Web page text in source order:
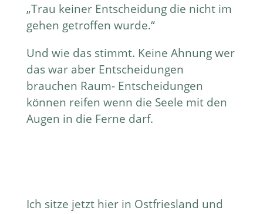
„Trau keiner Entscheidung die nicht im
gehen getroffen wurde.“
Und wie das stimmt. Keine Ahnung wer
das war aber Entscheidungen
brauchen Raum- Entscheidungen
können reifen wenn die Seele mit den
Augen in die Ferne darf.
Ich sitze jetzt hier in Ostfriesland und